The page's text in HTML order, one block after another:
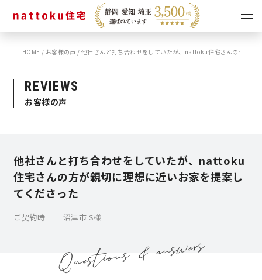
イベント
ショールーム
スタッフブログ
HOME / お客様の声 /他社さんと打ち合わせをしていたが、nattoku住宅さんの方が親切に理想に近いお家を提案してくださった
REVIEWS
お客様の声
他社さんと打ち合わせをしていたが、nattoku
住宅さんの方が親切に理想に近いお家を提案し
てくださった
ご契約時 沼津市 S様